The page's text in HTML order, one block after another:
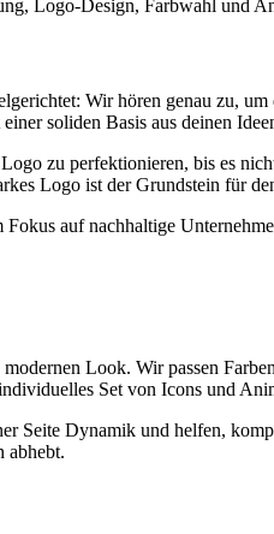
Wir hören genau zu,
soliden Basis aus deinen
zu perfektionieren, bis es
Logo ist der Grundstein für
Look. Wir passen
Set von Icons und
Seite Dynamik und helfen,
abhebt.